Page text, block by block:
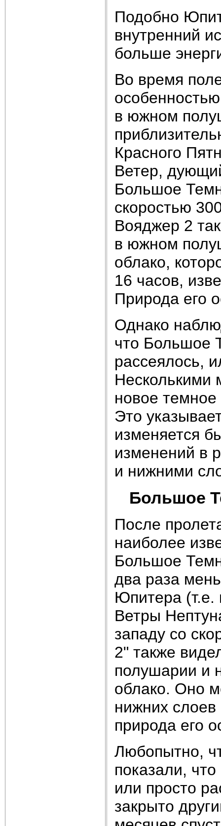
Подобно
внутренний
больше
Во время
в южном
Красного
Ветер,
Большое
скоростью
Вояджер 2
в южном
облако,
16 часов,
Природа его
Однако
что Большое
рассеялось,
Несколькими
новое
Это
изменяется
изменений в
и нижними
Большое
После
наиболее
Большое
два раза
Юпитера (т.е.
Ветры
западу со
2" также
полушарии и
облако. Оно
нижних
природа его
Любопытно,
показали,
или просто
закрыто